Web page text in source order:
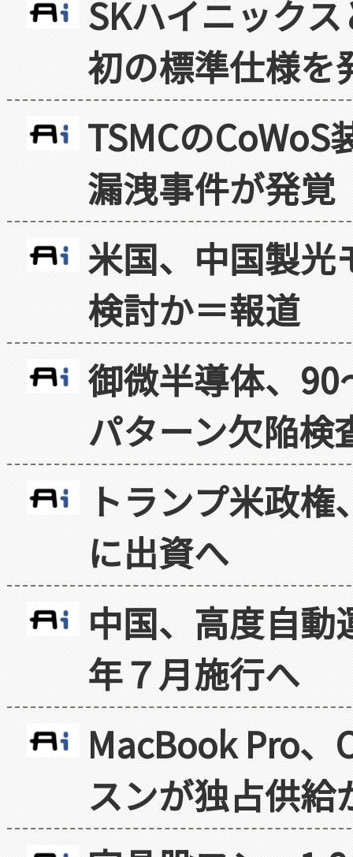
SKハイニック
初の標準仕様を
TSMCの
漏洩事件が発覚
米国、中国製光
検討か＝報道
御微半導体、
パターン欠陥検
トランプ米政
に出資へ
中国、高度自
年７月施行へ
MacBook Pro
スンが独占供給